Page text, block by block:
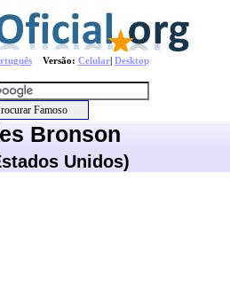
Versão: Celular| Desktop
Bronson
Unidos)